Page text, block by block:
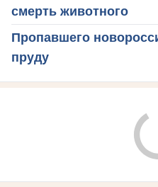
смерть животного
Пропавшего
пруду